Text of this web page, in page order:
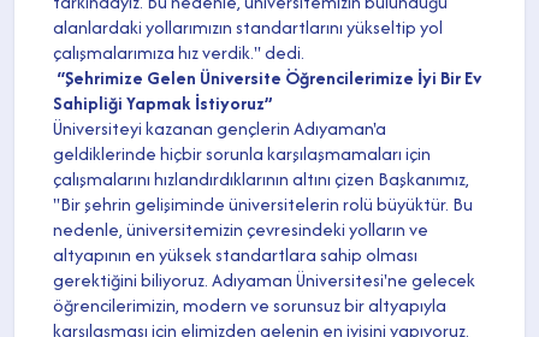
alanlardaki yollarımızın standartlarını yükseltip yol
çalışmalarımıza hız verdik." dedi.
“Şehrimize Gelen Üniversite Öğrencilerimize İyi Bir Ev
Sahipliği Yapmak İstiyoruz”
Üniversiteyi kazanan gençlerin Adıyaman'a
geldiklerinde hiçbir sorunla karşılaşmamaları için
çalışmalarını hızlandırdıklarının altını çizen Başkanımız,
"Bir şehrin gelişiminde üniversitelerin rolü büyüktür. Bu
nedenle, üniversitemizin çevresindeki yolların ve
altyapının en yüksek standartlara sahip olması
gerektiğini biliyoruz. Adıyaman Üniversitesi'ne gelecek
öğrencilerimizin, modern ve sorunsuz bir altyapıyla
karşılaşması için elimizden gelenin en iyisini yapıyoruz.